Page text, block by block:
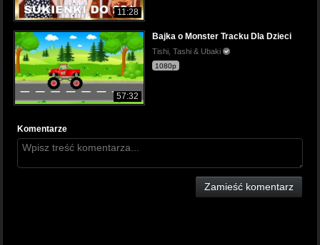
11:28
57:32
Bajka o Monster Tracku Dla Dzieci
Tishi, Tashi & Ubaki
1080p
Komentarze
Zamieść komentarz